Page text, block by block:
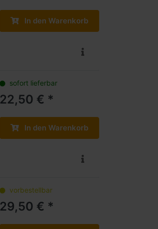
In den Warenkorb
sofort lieferbar
22,50 € *
In den Warenkorb
vorbestellbar
29,50 € *